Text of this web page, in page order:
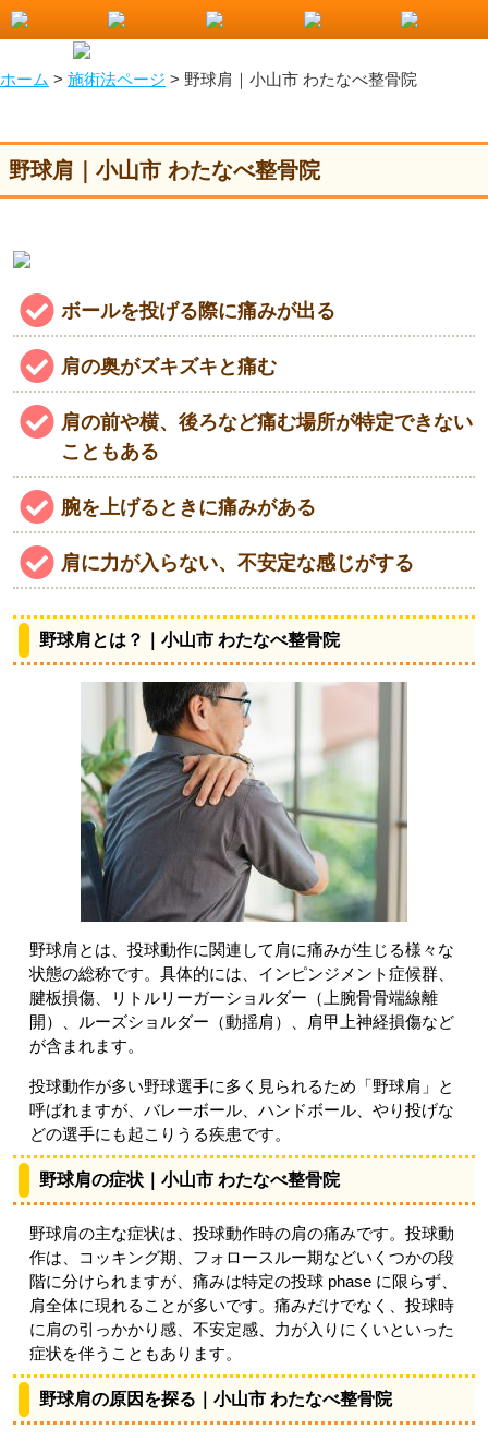
野球肩｜小山市 わたなべ整骨院
ホーム > 施術法ページ > 野球肩｜小山市 わたなべ整骨院
野球肩｜小山市 わたなべ整骨院
ボールを投げる際に痛みが出る
肩の奥がズキズキと痛む
肩の前や横、後ろなど痛む場所が特定できない
こともある
腕を上げるときに痛みがある
肩に力が入らない、不安定な感じがする
野球肩とは？｜小山市 わたなべ整骨院
野球肩とは、投球動作に関連して肩に痛みが生じる様々な
状態の総称です。具体的には、インピンジメント症候群、
腱板損傷、リトルリーガーショルダー（上腕骨骨端線離
開）、ルーズショルダー（動揺肩）、肩甲上神経損傷など
が含まれます。
投球動作が多い野球選手に多く見られるため「野球肩」と
呼ばれますが、バレーボール、ハンドボール、やり投げな
どの選手にも起こりうる疾患です。
野球肩の症状｜小山市 わたなべ整骨院
野球肩の主な症状は、投球動作時の肩の痛みです。投球動
作は、コッキング期、フォロースルー期などいくつかの段
階に分けられますが、痛みは特定の投球 phase に限らず、
肩全体に現れることが多いです。痛みだけでなく、投球時
に肩の引っかかり感、不安定感、力が入りにくいといった
症状を伴うこともあります。
野球肩の原因を探る｜小山市 わたなべ整骨院